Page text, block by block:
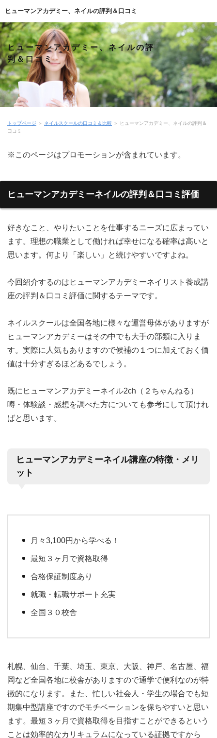
ヒューマンアカデミー、ネイルの評判＆口コミ
ヒューマンアカデミー、ネイルの評
判＆口コミ
トップページ ＞ ネイルスクールの口コミ＆比較 ＞
ヒューマンアカデミー、ネイルの評判＆
口コミ
※このページはプロモーションが含まれています。
ヒューマンアカデミーネイルの評判＆口コミ評価
好きなこと、やりたいことを仕事するニーズに広まってい
ます。理想の職業として働ければ幸せになる確率は高いと
思います。何より「楽しい」と続けやすいですよね。
今回紹介するのはヒューマンアカデミーネイリスト養成講
座の評判＆口コミ評価に関するテーマです。
ネイルスクールは全国各地に様々な運営母体がありますが
ヒューマンアカデミーはその中でも大手の部類に入りま
す。実際に人気もありますので候補の１つに加えておく価
値は十分すぎるほどあるでしょう。
既にヒューマンアカデミーネイル2ch（２ちゃんねる）
噂・体験談・感想を調べた方についても参考にして頂けれ
ばと思います。
ヒューマンアカデミーネイル講座の特徴・メリ
ット
月々3,100円から学べる！
最短３ヶ月で資格取得
合格保証制度あり
就職・転職サポート充実
全国３０校舎
札幌、仙台、千葉、埼玉、東京、大阪、神戸、名古屋、福
岡など全国各地に校舎がありますので通学で便利なのが特
徴的になります。また、忙しい社会人・学生の場合でも短
期集中型講座ですのでモチベーションを保ちやすいと思い
ます。最短３ヶ月で資格取得を目指すことができるという
ことは効率的なカリキュラムになっている証拠ですから